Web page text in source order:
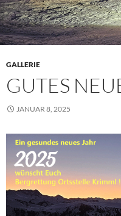
GALLERIE
GUTES
JANUAR 8, 2025